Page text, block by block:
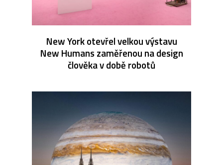
New York otevřel velkou výstavu
New Humans zaměřenou na design
člověka v době robotů